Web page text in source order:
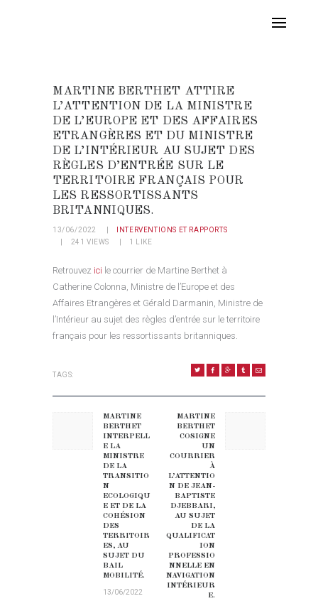
MARTINE BERTHET ATTIRE
L’ATTENTION DE LA MINISTRE
DE L’EUROPE ET DES AFFAIRES
ETRANGÈRES ET DU MINISTRE
DE L’INTÉRIEUR AU SUJET DES
RÈGLES D’ENTRÉE SUR LE
TERRITOIRE FRANÇAIS POUR
LES RESSORTISSANTS
BRITANNIQUES.
13/06/2022
INTERVENTIONS ET RAPPORTS
241 VIEWS 1 LIKE
Retrouvez ici le courrier de Martine Berthet à
Catherine Colonna, Ministre de l’Europe et des
Affaires Etrangères et Gérald Darmanin, Ministre de
l’Intérieur au sujet des règles d’entrée sur le territoire
français pour les ressortissants britanniques.
TAGS:
Previous post:
MARTINE
BERTHET
INTERPELL
E LA
MINISTRE
DE LA
TRANSITIO
N
ECOLOGIQU
E ET DE LA
COHÉSION
DES
TERRITOIR
ES, AU
SUJET DU
BAIL
MOBILITÉ.
13/06/2022
Next post:
MARTINE
BERTHET
COSIGNE
UN
COURRIER
À
L’ATTENTIO
N DE JEAN-
BAPTISTE
DJEBBARI,
AU SUJET
DE LA
QUALIFICAT
ION
PROFESSIO
NNELLE EN
NAVIGATION
INTÉRIEUR
E.